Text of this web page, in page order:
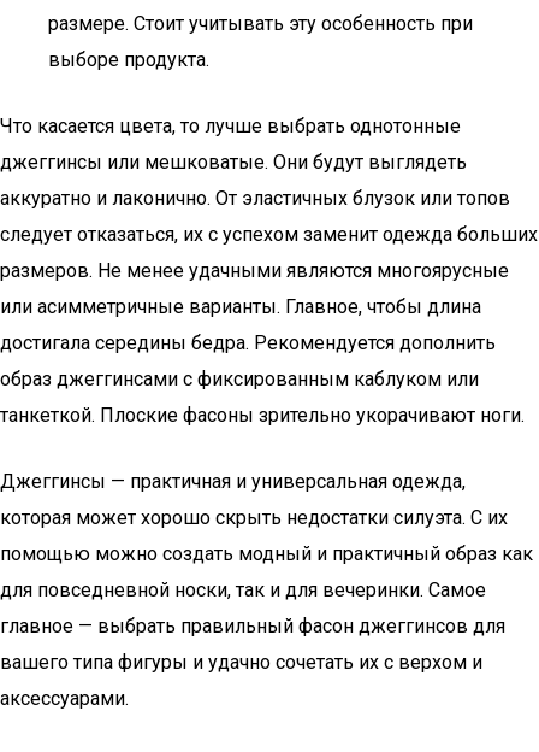
размере. Стоит учитывать эту особенность при
выборе продукта.
Что касается цвета, то лучше выбрать однотонные
джеггинсы или мешковатые. Они будут выглядеть
аккуратно и лаконично. От эластичных блузок или топов
следует отказаться, их с успехом заменит одежда больших
размеров. Не менее удачными являются многоярусные
или асимметричные варианты. Главное, чтобы длина
достигала середины бедра. Рекомендуется дополнить
образ джеггинсами с фиксированным каблуком или
танкеткой. Плоские фасоны зрительно укорачивают ноги.
Джеггинсы — практичная и универсальная одежда,
которая может хорошо скрыть недостатки силуэта. С их
помощью можно создать модный и практичный образ как
для повседневной носки, так и для вечеринки. Самое
главное — выбрать правильный фасон джеггинсов для
вашего типа фигуры и удачно сочетать их с верхом и
аксессуарами.